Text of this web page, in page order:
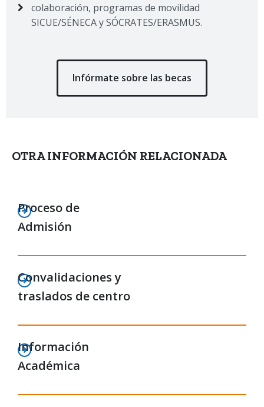
colaboración, programas de movilidad
SICUE/SÉNECA y SÓCRATES/ERASMUS.
Infórmate sobre las becas
OTRA INFORMACIÓN RELACIONADA
Proceso de
Admisión
Convalidaciones y
traslados de centro
Información
Académica